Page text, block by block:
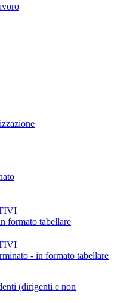
formato tabellare
- in formato tabellare
(dirigenti e non